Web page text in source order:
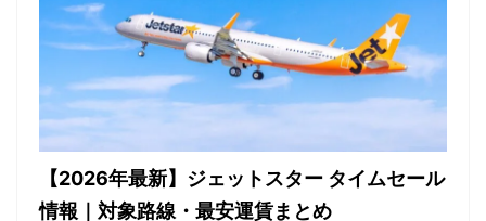
【2026年最新】ジェットスター タイムセール
情報｜対象路線・最安運賃まとめ